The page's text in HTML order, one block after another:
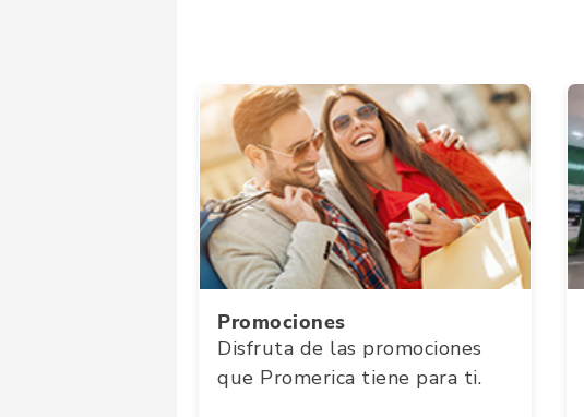
Promociones
Disfruta de las promociones
que Promerica tiene para ti.